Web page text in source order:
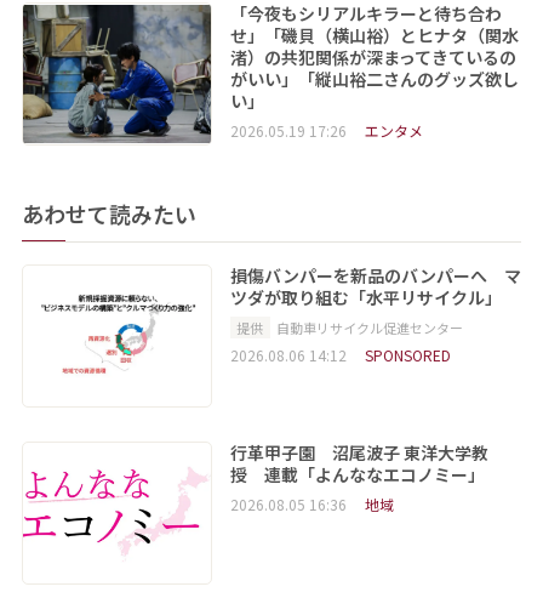
「今夜もシリアルキラーと待ち合わ
せ」「磯貝（横山裕）とヒナタ（関水
渚）の共犯関係が深まってきているの
がいい」「縦山裕二さんのグッズ欲し
い」
2026.05.19 17:26 エンタメ
あわせて読みたい
損傷バンパーを新品のバンパーへ マ
ツダが取り組む「水平リサイクル」
提供 自動車リサイクル促進センター
2026.08.06 14:12 SPONSORED
行革甲子園 沼尾波子 東洋大学教
授 連載「よんななエコノミー」
2026.08.05 16:36 地域